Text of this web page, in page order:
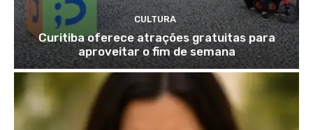
CULTURA
Curitiba oferece atrações gratuitas para
aproveitar o fim de semana